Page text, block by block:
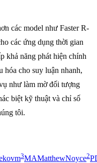
các model như Faster R-
các ứng dụng thời gian
khả năng phát hiện chính
cho suy luận nhanh,
như làm mờ đối tượng
biệt kỹ thuật và chỉ số
tôi.
3MAMatthewNoyce2